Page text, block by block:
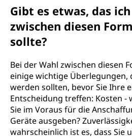
Gibt es etwas, das
zwischen diesen
sollte?
Bei der Wahl zwischen diesen
einige wichtige Überlegungen,
werden sollten, bevor Sie Ihre
Entscheidung treffen: Kosten -
Sie im Voraus für die
Geräte ausgeben?
wahrscheinlich ist es, dass Sie